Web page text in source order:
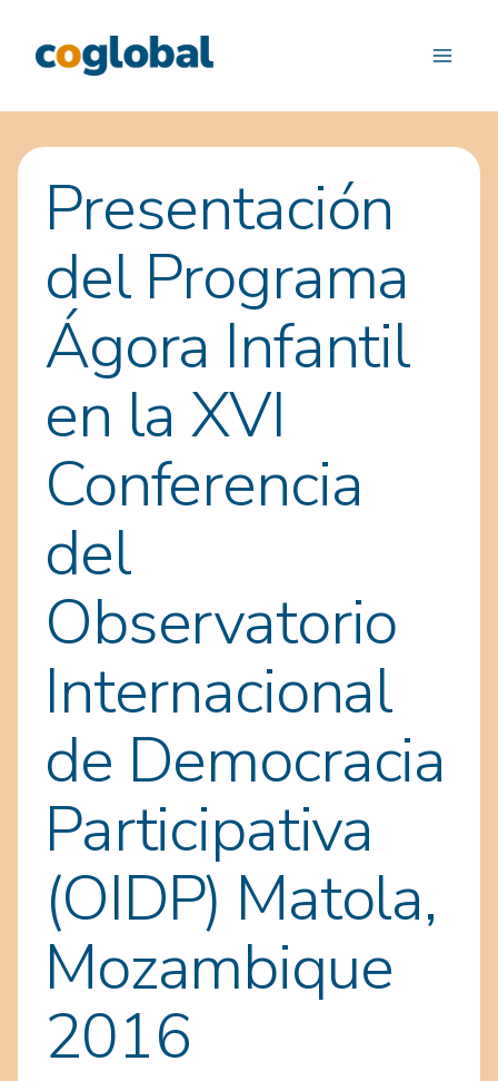
contenido
Presentación
del Programa
Ágora Infantil
en la XVI
Conferencia
del
Observatorio
Internacional
de Democracia
Participativa
(OIDP) Matola,
Mozambique
2016